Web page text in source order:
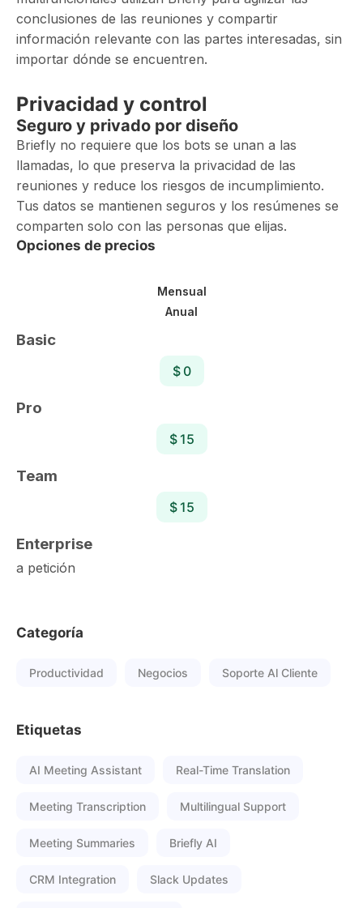
conclusiones de las reuniones y compartir
información relevante con las partes interesadas, sin
importar dónde se encuentren.
Privacidad y control
Seguro y privado por diseño
Briefly no requiere que los bots se unan a las
llamadas, lo que preserva la privacidad de las
reuniones y reduce los riesgos de incumplimiento.
Tus datos se mantienen seguros y los resúmenes se
comparten solo con las personas que elijas.
Opciones de precios
Mensual
Anual
Basic
$ 0
Pro
$ 15
Team
$ 15
Enterprise
a petición
Categoría
Productividad Negocios Soporte Al Cliente
Etiquetas
AI Meeting Assistant Real-Time Translation
Meeting Transcription Multilingual Support
Meeting Summaries Briefly AI
CRM Integration Slack Updates